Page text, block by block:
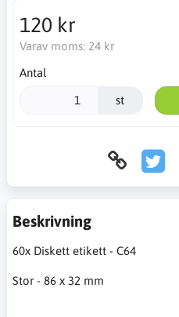
120 kr
Varav moms: 24 kr
Antal
st
Beskrivning
60x Diskett etikett - C64
Stor - 86 x 32 mm